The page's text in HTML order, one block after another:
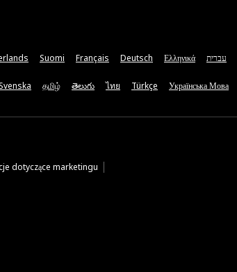
Suomi Français Deutsch Ελληνικά עברית
தமிழ் తెలుగు ไทย Türkçe Українська Мова
dotyczące marketingu